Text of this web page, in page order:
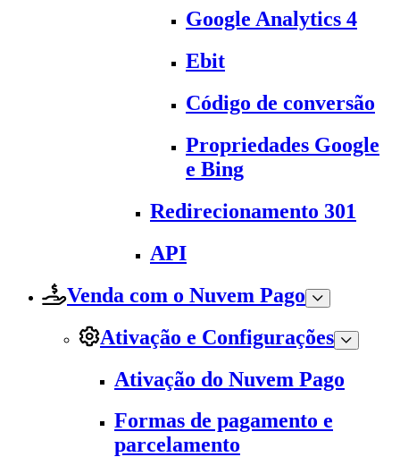
Google Analytics 4
Ebit
Código de conversão
Propriedades Google
e Bing
Redirecionamento 301
API
Venda com o Nuvem Pago
Ativação e Configurações
Ativação do Nuvem Pago
Formas de pagamento e
parcelamento